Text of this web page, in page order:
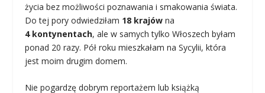
życia bez możliwości poznawania i smakowania świata.
Do tej pory odwiedziłam 18 krajów na
4 kontynentach, ale w samych tylko Włoszech byłam
ponad 20 razy. Pół roku mieszkałam na Sycylii, która
jest moim drugim domem.
Nie pogardzę dobrym reportażem lub książką